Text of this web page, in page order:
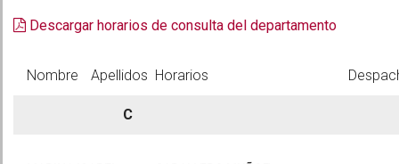
Descargar horarios de consulta del departamento
Nombre Apellidos Horarios
C